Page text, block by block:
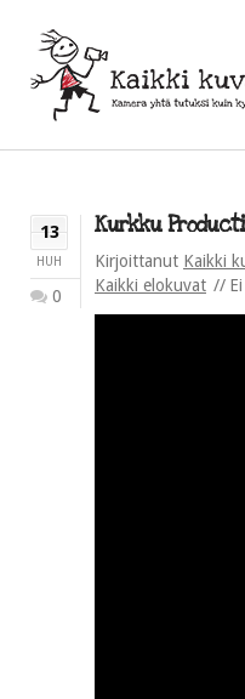
13
HUH
0
Kurkku
Kirjoittanut Kaikki
Kaikki elokuvat